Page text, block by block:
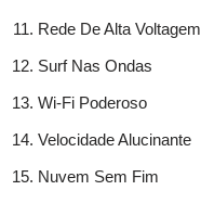
Rede De Alta Voltagem
Surf Nas Ondas
Wi-Fi Poderoso
Velocidade Alucinante
Nuvem Sem Fim